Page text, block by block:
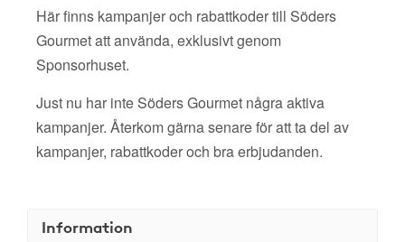
Här finns kampanjer och rabattkoder till Söders
Gourmet att använda, exklusivt genom
Sponsorhuset.
Just nu har inte Söders Gourmet några aktiva
kampanjer. Återkom gärna senare för att ta del av
kampanjer, rabattkoder och bra erbjudanden.
Information